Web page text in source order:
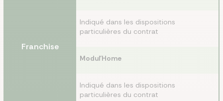
Franchise
Indiqué dans les dispositions
particulières du contrat
Modul'Home
Indiqué dans les dispositions
particulières du contrat